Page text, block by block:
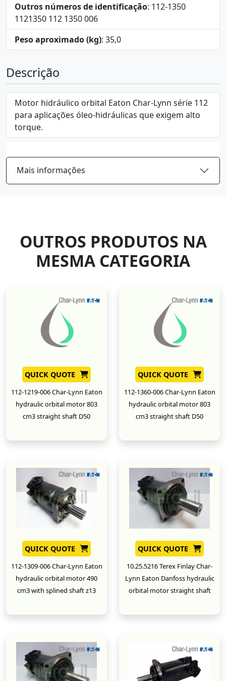
Outros números de identificação: 112-1350
1121350 112 1350 006
Peso aproximado (kg): 35,0
Descrição
Motor hidráulico orbital Eaton Char-Lynn série 112
para aplicações óleo-hidráulicas que exigem alto
torque.
Mais informações
OUTROS PRODUTOS NA
MESMA CATEGORIA
QUICK QUOTE
112-1219-006 Char-Lynn Eaton
hydraulic orbital motor 803
cm3 straight shaft D50
QUICK QUOTE
112-1360-006 Char-Lynn Eaton
hydraulic orbital motor 803
cm3 straight shaft D50
QUICK QUOTE
112-1309-006 Char-Lynn Eaton
hydraulic orbital motor 490
cm3 with splined shaft z13
QUICK QUOTE
10.25.5216 Terex Finlay Char-
Lynn Eaton Danfoss hydraulic
orbital motor straight shaft